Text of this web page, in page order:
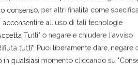
prestazione svolta dal personale, da
consenso, per altri finalità come
acconsentire all'uso di tali tecnologie
Tutti" o negare e chiudere l'avviso
tutti". Puoi liberamente dare, negare
in qualsiasi momento cliccando su